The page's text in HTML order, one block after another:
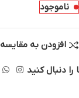
ناموجود
افزودن به مقایسه
را دنبال کنید